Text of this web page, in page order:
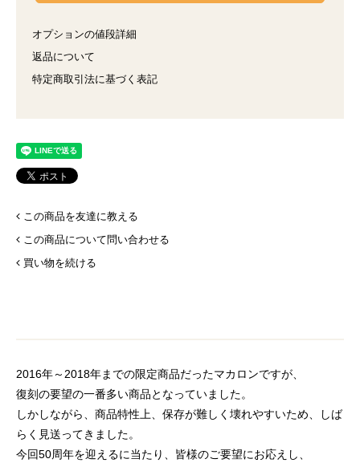
オプションの値段詳細
返品について
特定商取引法に基づく表記
この商品を友達に教える
この商品について問い合わせる
買い物を続ける
2016年～2018年までの限定商品だったマカロンですが、
復刻の要望の一番多い商品となっていました。
しかしながら、商品特性上、保存が難しく壊れやすいため、しば
らく見送ってきました。
今回50周年を迎えるに当たり、皆様のご要望にお応えし、